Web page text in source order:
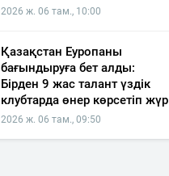
2026 ж. 06 там., 10:00
Қазақстан Еуропаны
бағындыруға бет алды:
Бірден 9 жас талант үздік
клубтарда өнер көрсетіп жүр
2026 ж. 06 там., 09:50